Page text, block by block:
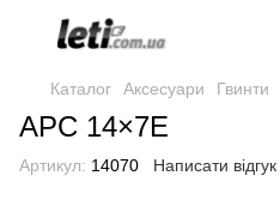
Каталог Аксесуари Гвинти
APC 14×7E
Артикул: 14070 Написати відгук